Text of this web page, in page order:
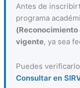
Antes de
programa
vigente, ya sea
Puedes
Consultar en